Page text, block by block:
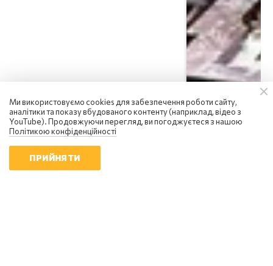
Ми використовуємо cookies для забезпечення роботи сайту,
аналітики та показу вбудованого контенту (наприклад, відео з
YouTube). Продовжуючи перегляд, ви погоджуєтеся з нашою
Політикою конфіденційності
ПРИЙНЯТИ